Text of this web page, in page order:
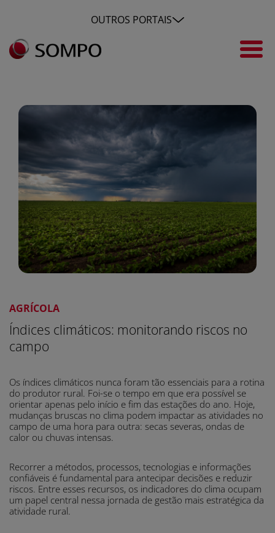
Pular para o Conteúdo principal
Índices climáticos e
OUTROS PORTAIS
AGRÍCOLA
Índices climáticos: monitorando riscos no
campo
Os índices climáticos nunca foram tão essenciais para a rotina
do produtor rural. Foi-se o tempo em que era possível se
orientar apenas pelo início e fim das estações do ano. Hoje,
mudanças bruscas no clima podem impactar as atividades no
campo de uma hora para outra: secas severas, ondas de
calor ou chuvas intensas.
Recorrer a métodos, processos, tecnologias e informações
confiáveis é fundamental para antecipar decisões e reduzir
riscos. Entre esses recursos, os indicadores do clima ocupam
um papel central nessa jornada de gestão mais estratégica da
atividade rural.